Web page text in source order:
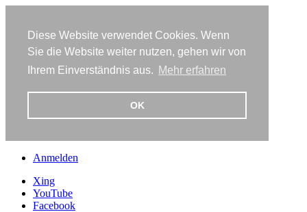
Diese Website verwendet Cookies. Wenn
Sie die Website weiter nutzen, gehen wir von
Ihrem Einverständnis aus. Mehr erfahren
OK
Anmelden
Xing
YouTube
Facebook